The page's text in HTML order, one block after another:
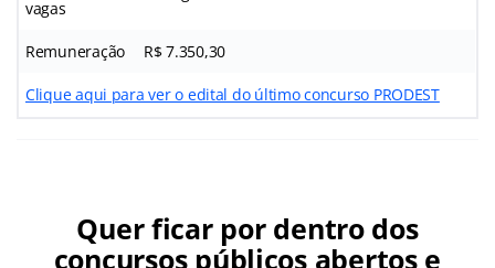
vagas
Remuneração R$ 7.350,30
Clique aqui para ver o edital do último concurso PRODEST
Quer ficar por dentro dos
concursos públicos abertos e